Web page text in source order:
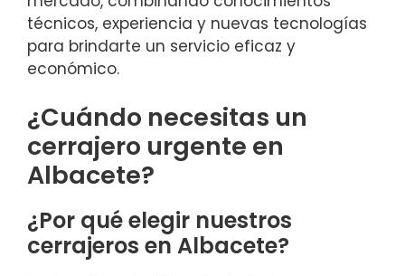
técnicos, experiencia y nuevas tecnologías
para brindarte un servicio eficaz y
económico.
¿Cuándo necesitas un
cerrajero urgente en
Albacete?
¿Por qué elegir nuestros
cerrajeros en Albacete?